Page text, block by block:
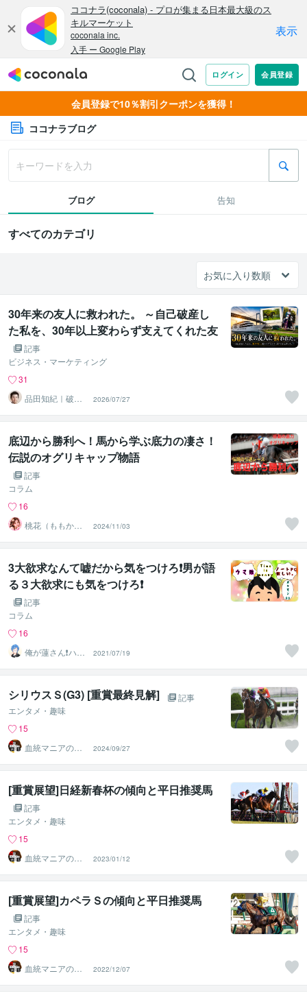
会員登録で10％割引クーポンを獲得！
ココナラブログ
ブログ 告知
すべてのカテゴリ
30年来の友人に救われた。 ～自己破産し
た私を、30年以上変わらず支えてくれた友
人がいた。～
記事
ビジネス・マーケティング
31
品田知紀｜破産
から再起したコ
ンサルタント
2026/07/27
底辺から勝利へ！馬から学ぶ底力の凄さ！
伝説のオグリキャップ物語
記事
コラム
16
桃花（ももか）
♡強運パワー心
のオアシス♡
2024/11/03
3大欲求なんて嘘だから気をつけろ❗️男が語
る３大欲求にも気をつけろ❗️
記事
コラム
16
俺が蓮さん❗️ハス
じゃありません
w
2021/07/19
シリウスＳ(G3) [重賞最終見解]
記事
エンタメ・趣味
15
血統マニアの独
り言
2024/09/27
[重賞展望]日経新春杯の傾向と平日推奨馬
記事
エンタメ・趣味
15
血統マニアの独
り言
2023/01/12
[重賞展望]カペラＳの傾向と平日推奨馬
記事
エンタメ・趣味
15
血統マニアの独
り言
2022/12/07